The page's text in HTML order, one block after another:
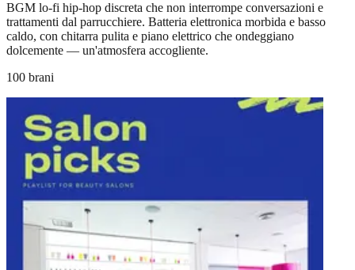
BGM lo-fi hip-hop discreta che non interrompe conversazioni e
trattamenti dal parrucchiere. Batteria elettronica morbida e basso
caldo, con chitarra pulita e piano elettrico che ondeggiano
dolcemente — un'atmosfera accogliente.
100 brani